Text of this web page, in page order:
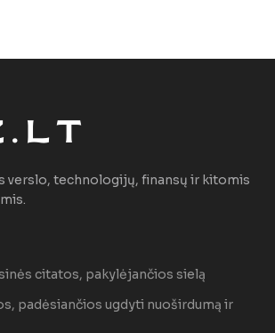
verslo, technologijų, finansų ir kitomis
citatos, pakylėjančios sielą
padėsiančios ugdyti nuoširdumą ir